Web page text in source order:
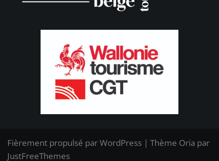
Fièrement propulsé par WordPress | Thème Oria par
JustFreeThemes